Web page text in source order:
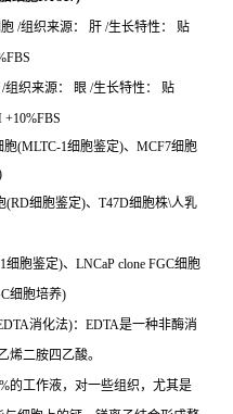
/组织来源： 肝 /生长特性： 贴
织来源： 眼 /生长特性： 贴
(MLTC-1细胞鉴定)、MCF7细胞
细胞鉴定)、T47D细胞株\人乳
胞鉴定)、LNCaP clone FGC细胞
细胞培养)
消化法)：EDTA是一种非酶消
烯二胺四乙酸。
的工作液，对一些组织，尤其是